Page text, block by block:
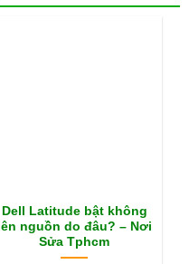
Dell Latitude bật không
lên nguồn do đâu? – Nơi
Sửa Tphcm